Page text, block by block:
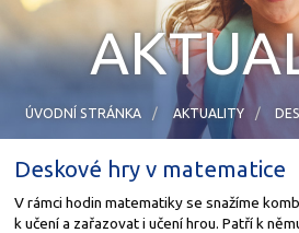
ÚVODNÍ STRÁNKA AKTUALITY
Deskové hry v matematice
V rámci hodin matematiky se snažíme
k učení a zařazovat i učení hrou. Patří k